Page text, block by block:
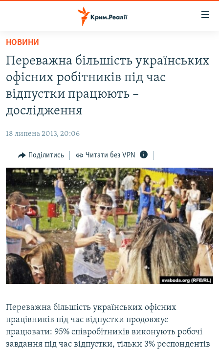
Перейти
основного
матеріалу
Перейти
до
основної
Перейти
пошуку
ВОДА.КРИМ
ВІДЕО ТА ФОТО
ПОЛІТИКА
ІНТЕРВ'Ю
ВСЕ ЗА ДЕНЬ
СПЕЦПРОЕКТИ
ДЕПОРТАЦІЯ
ВІДЕОУРОКИ «ELIFBE»
СВІДЧЕННЯ ОКУПАЦІЇ
УКРАЇНСЬКА ПРОБЛЕМА КРИМУ
ІНФОГРАФІКА
ЯК ОБІЙТИ БЛОКУВАННЯ
Русский
Qırımtatar
ДОЛУЧАЙСЯ!
Усі сайти RFE/RL
НОВИНИ
Переважна більшість українських
офісних робітників під час
відпустки працюють –
дослідження
18 липень 2013, 20:06
Поділитись Читати без VPN
Переважна більшість українських офісних
працівників під час відпустки продовжує
працювати: 95% співробітників виконують робочі
завдання під час відпустки, тільки 3% респондентів